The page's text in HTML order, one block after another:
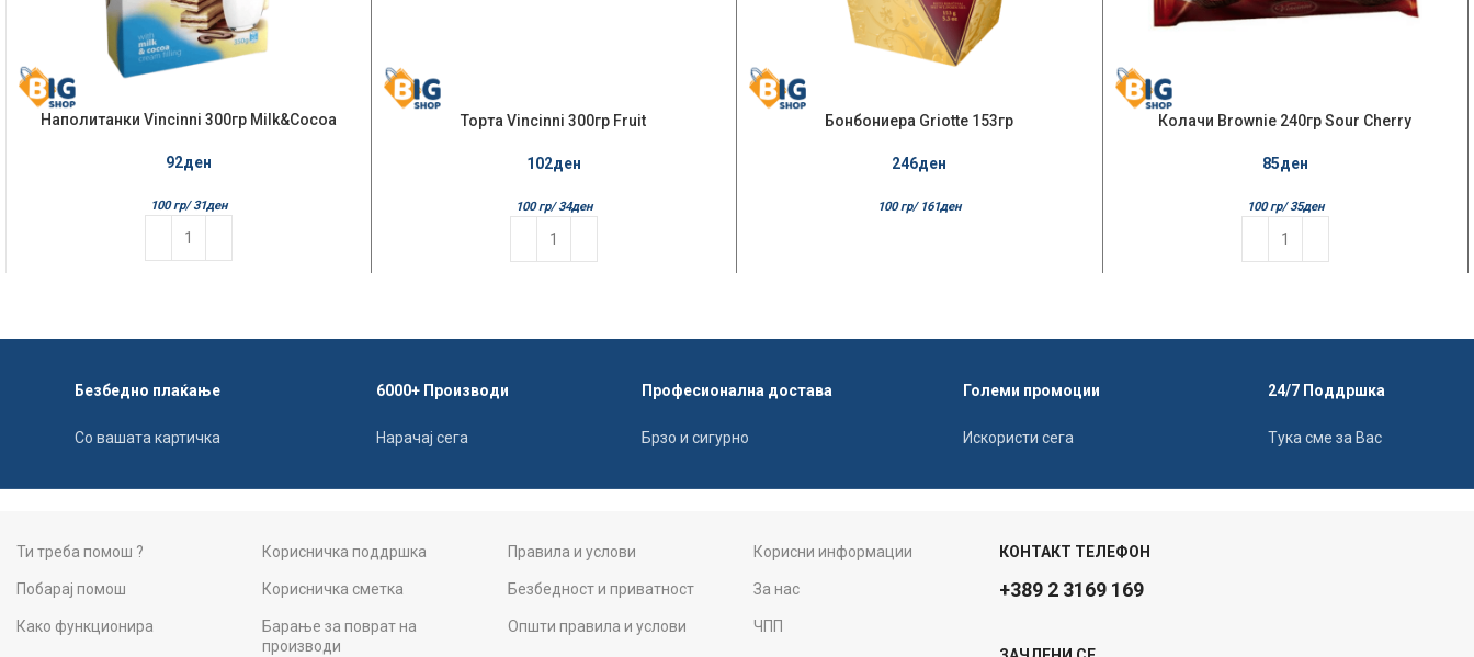
Наполитанки Vincinni 300гр Milk&Cocoa
92ден
100 гр/ 31ден
Торта Vincinni 300гр Fruit
102ден
100 гр/ 34ден
Бонбониера Griotte 153гр
246ден
100 гр/ 161ден
Колачи Brownie 240гр Sour Cherry
85ден
100 гр/ 35ден
Безбедно плаќање
Со вашата картичка
6000+ Производи
Нарачај сега
Професионална достава
Брзо и сигурно
Големи промоции
Искористи сега
24/7 Поддршка
Тука сме за Вас
Ти треба помош ?
Побарај помош
Како функционира
Корисничка поддршка
Корисничка сметка
Барање за поврат на
производи
Правила и услови
Безбедност и приватност
Општи правила и услови
Корисни информации
За нас
ЧПП
КОНТАКТ ТЕЛЕФОН
+389 2 3169 169